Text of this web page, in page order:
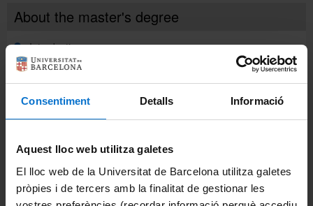
Consentiment Detalls Informació
Aquest lloc web utilitza galetes
El lloc web de la Universitat de Barcelona utilitza galetes
pròpies i de tercers amb la finalitat de gestionar les
About the master's degree
Introduction
Recommended applicant profile and admission
requirements
Pre-enrolment
Course curriculum
Course curriculum
Placements